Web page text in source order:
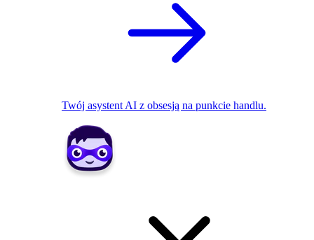
Twój asystent AI z obsesją na punkcie handlu.